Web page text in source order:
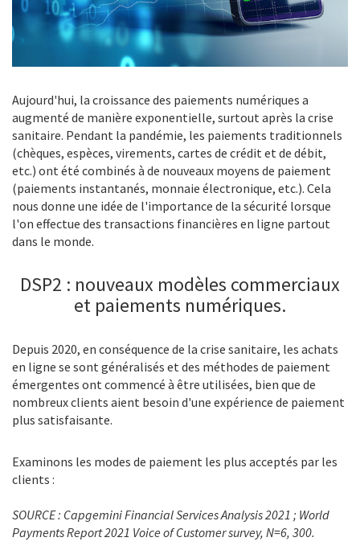
Aujourd'hui, la croissance des paiements numériques a
augmenté de manière exponentielle, surtout après la crise
sanitaire. Pendant la pandémie, les paiements traditionnels
(chèques, espèces, virements, cartes de crédit et de débit,
etc.) ont été combinés à de nouveaux moyens de paiement
(paiements instantanés, monnaie électronique, etc.). Cela
nous donne une idée de l'importance de la sécurité lorsque
l'on effectue des transactions financières en ligne partout
dans le monde.
DSP2 : nouveaux modèles commerciaux
et paiements numériques.
Depuis 2020, en conséquence de la crise sanitaire, les achats
en ligne se sont généralisés et des méthodes de paiement
émergentes ont commencé à être utilisées, bien que de
nombreux clients aient besoin d'une expérience de paiement
plus satisfaisante.
Examinons les modes de paiement les plus acceptés par les
clients :
SOURCE : Capgemini Financial Services Analysis 2021 ; World
Payments Report 2021 Voice of Customer survey, N=6, 300.